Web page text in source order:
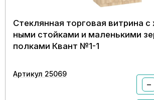
Стеклянная торговая витрина
ными стойками и маленькими
полками Квант №1-1
Артикул 25069
−